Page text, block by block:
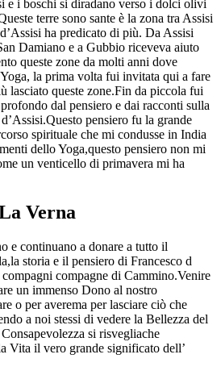
e i boschi si diradano verso i dolci olivi
terre sono sante è la zona tra Assisi
ha predicato di più. Da Assisi
Damiano e a Gubbio riceveva aiuto
queste zone da molti anni dove
la prima volta fui invitata qui a fare
lasciato queste zone.​Fin da piccola fui
dal pensiero e dai racconti sulla
pensiero fu la grande
spirituale che mi condusse in India
dello Yoga,questo pensiero non mi
un venticello di primavera mi ha
Verna
e continuano a donare a tutto il
storia e il pensiero di Francesco d
compagne di Cammino.Venire
un immenso Dono al nostro
o per averema per lasciare ciò che
a noi stessi di vedere la Bellezza del
si risvegliache
Vita il vero grande significato dell’